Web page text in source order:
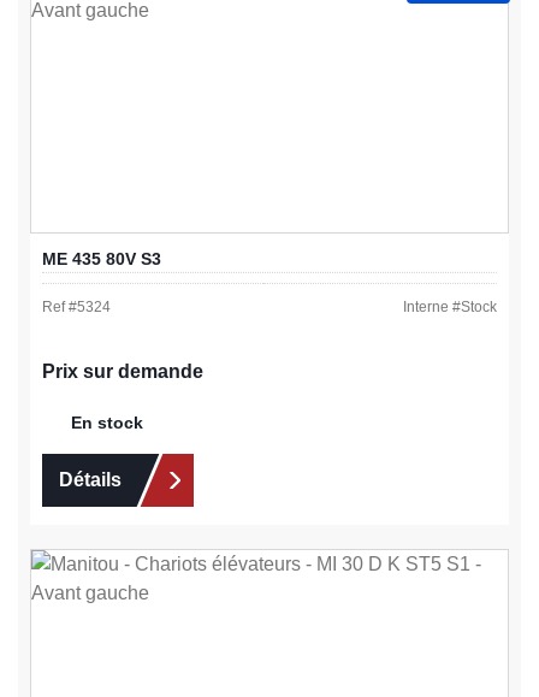
ME 435 80V S3
Ref #5324 Interne #Stock
Prix sur demande
En stock
Détails